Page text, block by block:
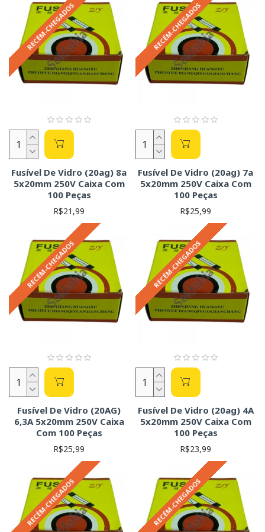
RECÉM-CHEGADOS
Fusível De Vidro (20ag) 8a
5x20mm 250V Caixa Com
100 Peças
R$21,99
RECÉM-CHEGADOS
Fusível De Vidro (20ag) 7a
5x20mm 250V Caixa Com
100 Peças
R$25,99
RECÉM-CHEGADOS
Fusível De Vidro (20AG)
6,3A 5x20mm 250V Caixa
Com 100 Peças
R$25,99
RECÉM-CHEGADOS
Fusível De Vidro (20ag) 4A
5x20mm 250V Caixa Com
100 Peças
R$23,99
RECÉM-CHEGADOS RECÉM-CHEGADOS